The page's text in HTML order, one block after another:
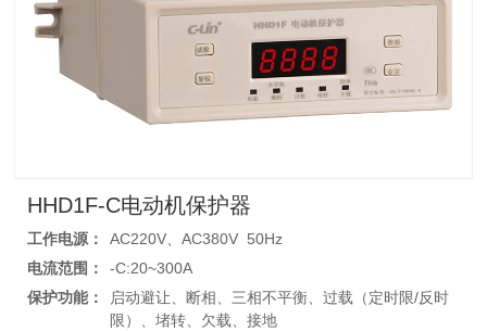
HHD1F-C电动机保护器
工作电源：
AC220V、AC380V 50Hz
电流范围：
-C:20~300A
保护功能：
启动避让、断相、三相不平衡、过载（定时限/反时
限）、堵转、欠载、接地